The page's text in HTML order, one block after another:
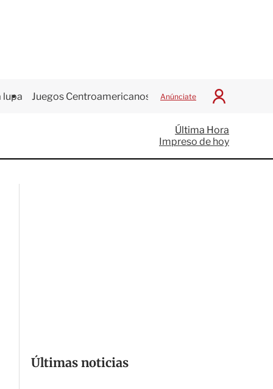
lupa Juegos Centroamericanos Anúnciate
I
c
i
a
Última Hora
Impreso de hoy
Últimas noticias